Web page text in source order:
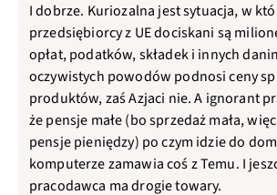
I dobrze. Kuriozalna jest sytuacja, w
przedsiębiorcy z UE dociskani są
opłat, podatków, składek i innych
oczywistych powodów podnosi ceny
produktów, zaś Azjaci nie. A ignorant
że pensje małe (bo sprzedaż mała,
pensje pieniędzy) po czym idzie do
komputerze zamawia coś z Temu. I
pracodawca ma drogie towary.